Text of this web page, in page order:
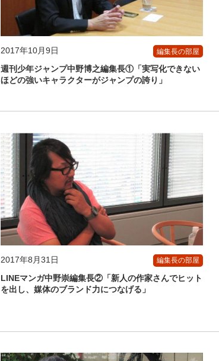
2017年10月9日 編集長の部屋
週刊少年ジャンプ中野博之編集長①「実写化できない
ほどの強いキャラクターがジャンプの誇り」
2017年8月31日 編集長の部屋
LINEマンガ中野崇編集長②「新人の作家さんでヒット
を出し、媒体のブランド力につなげる」